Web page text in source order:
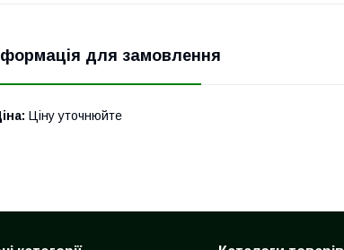
для замовлення
Ціну уточнюйте